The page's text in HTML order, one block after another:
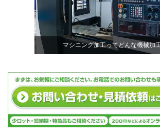
マシニング加工ってどんな機械加